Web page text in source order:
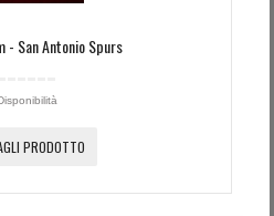
- San Antonio Spurs
PRODOTTO